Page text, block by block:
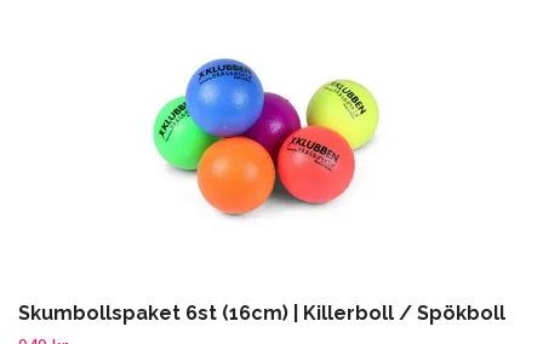
Skumbollspaket 6st (16cm) | Killerboll / Spökboll